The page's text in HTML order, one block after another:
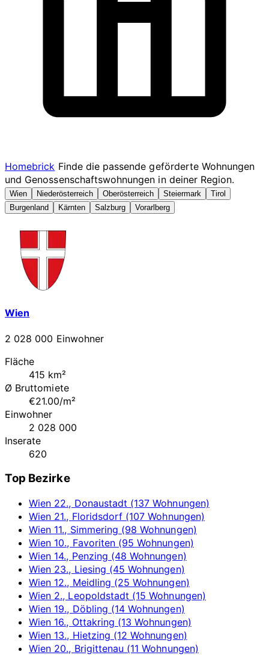
Homebrick Finde die passende geförderte Wohnungen
und Genossenschaftswohnungen in deiner Region.
Wien Niederösterreich Oberösterreich Steiermark
Tirol
Burgenland
Kärnten Salzburg Vorarlberg
Wien
2 028 000 Einwohner
Fläche
415 km²
Ø Bruttomiete
€21.00/m²
Einwohner
2 028 000
Inserate
620
Top Bezirke
Wien 22., Donaustadt (137 Wohnungen)
Wien 21., Floridsdorf (107 Wohnungen)
Wien 11., Simmering (98 Wohnungen)
Wien 10., Favoriten (95 Wohnungen)
Wien 14., Penzing (48 Wohnungen)
Wien 23., Liesing (45 Wohnungen)
Wien 12., Meidling (25 Wohnungen)
Wien 2., Leopoldstadt (15 Wohnungen)
Wien 19., Döbling (14 Wohnungen)
Wien 16., Ottakring (13 Wohnungen)
Wien 13., Hietzing (12 Wohnungen)
Wien 20., Brigittenau (11 Wohnungen)